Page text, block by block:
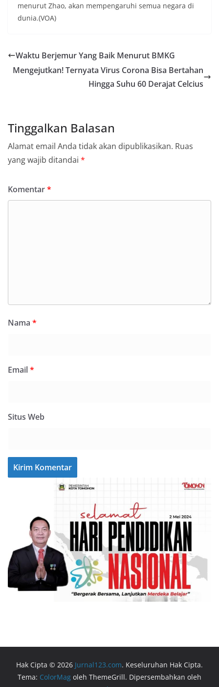
menurut Zhao, akan mempengaruhi semua negara di
dunia.(VOA)
Waktu Berjemur Yang Baik Menurut BMKG
Mengejutkan! Ternyata Virus Corona Bisa Bertahan
Hingga Suhu 60 Derajat Celcius
Tinggalkan Balasan
Alamat email Anda tidak akan dipublikasikan. Ruas
yang wajib ditandai *
Komentar*
Nama *
Email*
Situs Web
Hak Cipta © 2026 Jurnal123.com. Keseluruhan Hak Cipta.
Tema: ColorMag oleh ThemeGrill. Dipersembahkan oleh